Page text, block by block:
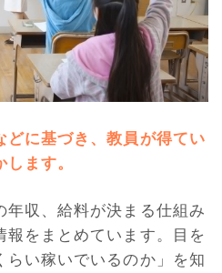
どに基づき、教員が得てい
ます。
年収、給料が決まる仕組み
報をまとめています。目を
らい稼いでいるのか」を知